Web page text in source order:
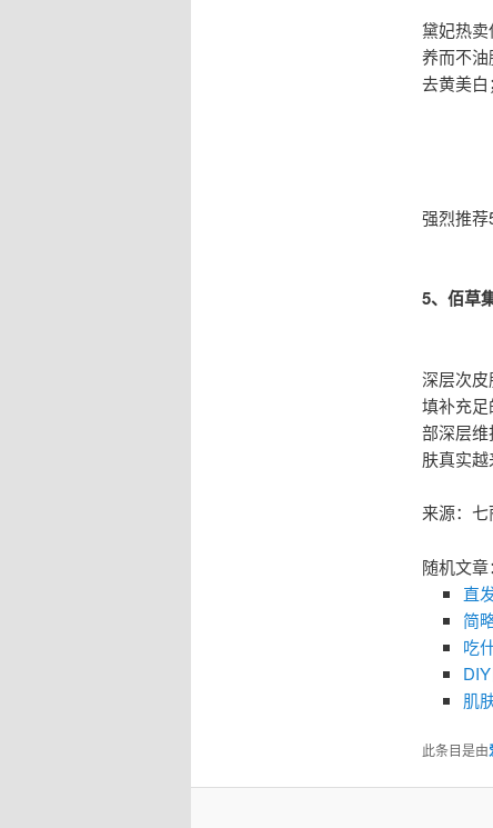
黛妃热
养而不油
去黄美白
强烈推
5、佰草
深层次
填补充
部深层维
肤真实越
来源：
随机文章：
直
简
吃
肌
此条目是由